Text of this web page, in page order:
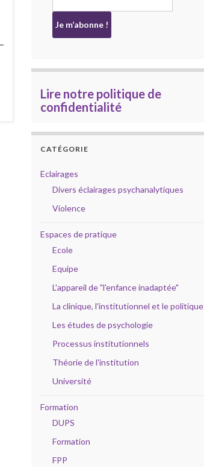
Lire notre politique de
confidentialité
CATÉGORIE
Eclairages
Divers éclairages psychanalytiques
Violence
Espaces de pratique
Ecole
Equipe
L'appareil de "l'enfance inadaptée"
La clinique, l'institutionnel et le politique
Les études de psychologie
Processus institutionnels
Théorie de l'institution
Université
Formation
DUPS
Formation
FPP